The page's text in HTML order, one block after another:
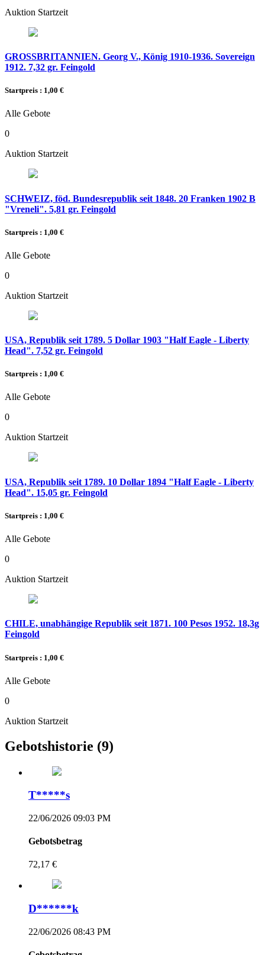
Auktion Startzeit
GROSSBRITANNIEN. Georg V., König 1910-1936. Sovereign
1912. 7,32 gr. Feingold
Startpreis : 1,00 €
Alle Gebote
0
Auktion Startzeit
SCHWEIZ, föd. Bundesrepublik seit 1848. 20 Franken 1902 B
"Vreneli". 5,81 gr. Feingold
Startpreis : 1,00 €
Alle Gebote
0
Auktion Startzeit
USA, Republik seit 1789. 5 Dollar 1903 "Half Eagle - Liberty
Head". 7,52 gr. Feingold
Startpreis : 1,00 €
Alle Gebote
0
Auktion Startzeit
USA, Republik seit 1789. 10 Dollar 1894 "Half Eagle - Liberty
Head". 15,05 gr. Feingold
Startpreis : 1,00 €
Alle Gebote
0
Auktion Startzeit
CHILE, unabhängige Republik seit 1871. 100 Pesos 1952. 18,3g
Feingold
Startpreis : 1,00 €
Alle Gebote
0
Auktion Startzeit
Gebotshistorie (9)
T*****s
22/06/2026 09:03 PM
Gebotsbetrag
72,17 €
D******k
22/06/2026 08:43 PM